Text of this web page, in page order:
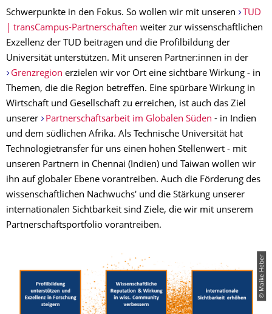
Schwerpunkte in den Fokus. So wollen wir mit unseren
TUD
| transCampus-Partnerschaften weiter zur wissenschaftlichen
Exzellenz der TUD beitragen und die Profilbildung der
Universität unterstützen. Mit unseren Partner:innen in der
Grenzregion erzielen wir vor Ort eine sichtbare Wirkung - in
Themen, die die Region betreffen. Eine spürbare Wirkung in
Wirtschaft und Gesellschaft zu erreichen, ist auch das Ziel
unserer
Partnerschaftsarbeit im Globalen Süden - in Indien
und dem südlichen Afrika. Als Technische Universität hat
Technologietransfer für uns einen hohen Stellenwert - mit
unseren Partnern in Chennai (Indien) und Taiwan wollen wir
ihn auf globaler Ebene vorantreiben. Auch die Förderung des
wissenschaftlichen Nachwuchs' und die Stärkung unserer
internationalen Sichtbarkeit sind Ziele, die wir mit unserem
Partnerschaftsportfolio vorantreiben.
© Maike Heber